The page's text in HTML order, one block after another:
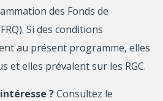
des Fonds de
Si des conditions
au présent programme, elles
et elles prévalent sur les RGC.
?Consultez le